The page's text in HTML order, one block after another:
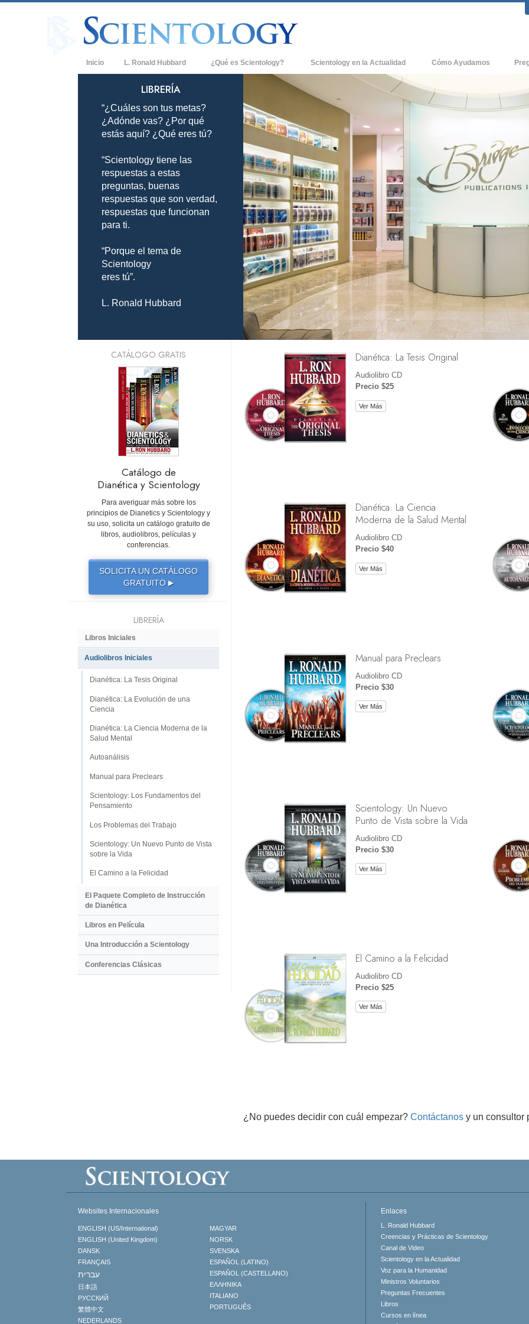
Inicio L. Ronald Hubbard ¿Qué es Scientology?
Credos y Códigos de Scientology
Qué dicen los Scientologists acerca de
Scientology
Conoce a un Scientologist
Dentro de una Iglesia
Los Principios Básicos de Scientology
Una Introducción a Dianética
Amor y Odio: ¿Qué es Grandeza?
Scientology en la Actualidad
Nuevas Iglesias de Scientology
Organizaciones Avanzadas
Base en Tierra de Flag
Freewinds
Llevando Scientology al Mundo
David Miscavige - Líder Eclesiástico de
Scientology
Cómo Ayudamos
La
LIBRERÍA
“¿Cuáles son tus metas?
¿Adónde vas? ¿Por qué
estás aquí? ¿Qué eres tú?
“Scientology tiene las
respuestas a estas
preguntas, buenas
respuestas que son verdad,
respuestas que funcionan
para ti.
“Porque el tema de
Scientology
eres tú”.
L. Ronald Hubbard
Dianética: La Tesis Original
Audiolibro CD
Precio $25
Ver Más
Dianética: La Ciencia
Moderna de la Salud Mental
Audiolibro CD
Precio $40
Ver Más
Manual para Preclears
Audiolibro CD
Precio $30
Ver Más
Scientology: Un Nuevo
Punto de Vista sobre la Vida
Audiolibro CD
Precio $30
Ver Más
El Camino a la Felicidad
Audiolibro CD
Precio $25
Ver Más
¿No puedes decidir con cuál empezar? Contáctanos y un consultor
CATÁLOGO GRATIS
Catálogo de
Dianética y Scientology
Para averiguar más sobre los
principios de Dianetics y Scientology y
su uso, solicita un catálogo gratuito de
libros, audiolibros, películas y
conferencias.
SOLICITA UN CATÁLOGO
GRATUITO ▶
LIBRERÍA
Libros Iniciales
Audiolibros Iniciales
Dianética: La Tesis Original
Dianética: La Evolución de una
Ciencia
Dianética: La Ciencia Moderna de la
Salud Mental
Autoanálisis
Manual para Preclears
Scientology: Los Fundamentos del
Pensamiento
Los Problemas del Trabajo
Scientology: Un Nuevo Punto de Vista
sobre la Vida
El Camino a la Felicidad
El Paquete Completo de Instrucción
de Dianética
Libros en Película
Una Introducción a Scientology
Conferencias Clásicas
Websites Internacionales
ENGLISH (US/International)
ENGLISH (United Kingdom)
DANSK
FRANÇAIS
עברית
日本語
РУССКИЙ
繁體中文
NEDERLANDS
MAGYAR
NORSK
SVENSKA
ESPAÑOL (LATINO)
ESPAÑOL (CASTELLANO)
ΕΛΛΗΝΙΚA
ITALIANO
PORTUGUÊS
Enlaces
L. Ronald Hubbard
Creencias y Prácticas de Scientology
Canal de Video
Scientology en la Actualidad
Voz para la Humanidad
Ministros Voluntarios
Preguntas Frecuentes
Libros
Cursos en línea